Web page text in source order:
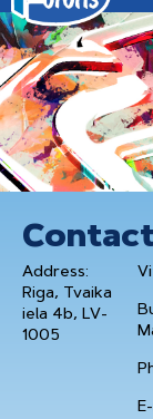
Address:
Riga, Tvaika
iela 4b, LV-
1005